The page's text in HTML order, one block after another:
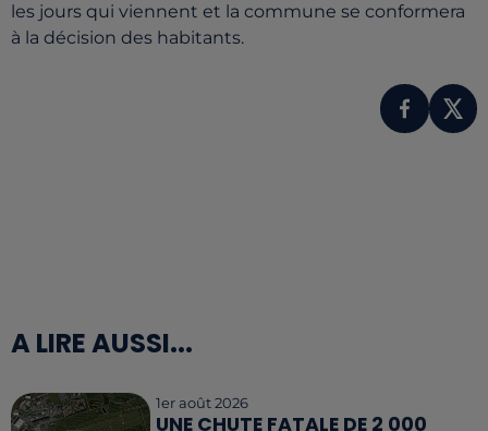
les jours qui viennent et la commune se conformera
à la décision des habitants.
A LIRE AUSSI...
1er août 2026
UNE CHUTE FATALE DE 2 000